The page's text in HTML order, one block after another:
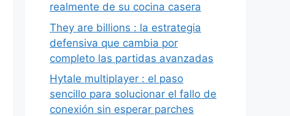
realmente de su cocina casera
They are billions : la estrategia
defensiva que cambia por
completo las partidas avanzadas
Hytale multiplayer : el paso
sencillo para solucionar el fallo de
conexión sin esperar parches